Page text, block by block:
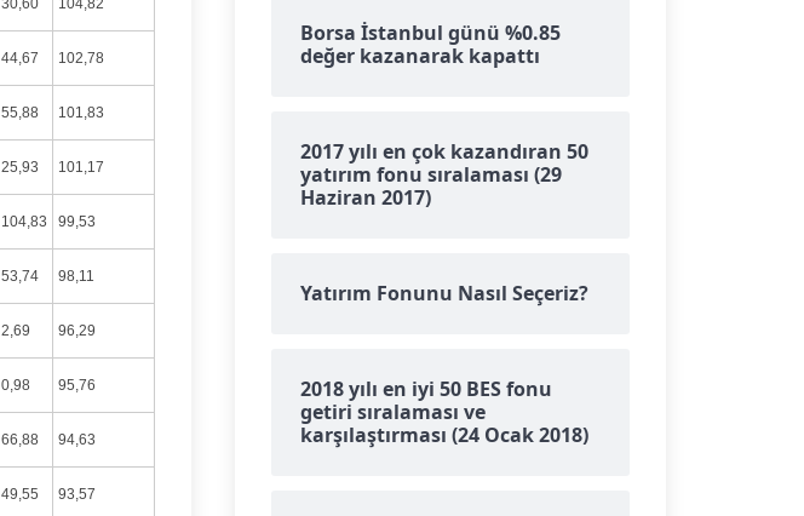
30,60 104,82
44,67 102,78
55,88 101,83
25,93 101,17
104,83 99,53
53,74 98,11
2,69 96,29
0,98 95,76
66,88 94,63
49,55 93,57
Borsa İstanbul günü %0.85
değer kazanarak kapattı
2017 yılı en çok kazandıran 50
yatırım fonu sıralaması (29
Haziran 2017)
Yatırım Fonunu Nasıl Seçeriz?
2018 yılı en iyi 50 BES fonu
getiri sıralaması ve
karşılaştırması (24 Ocak 2018)